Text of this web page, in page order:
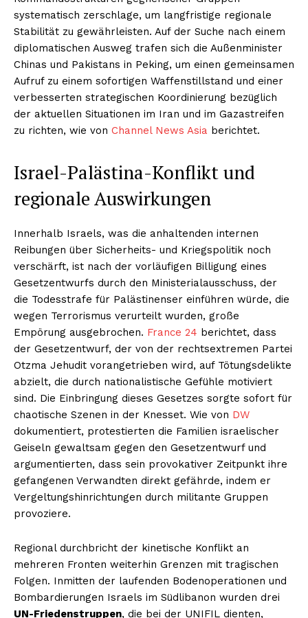
systematisch zerschlage, um langfristige regionale
Stabilität zu gewährleisten. Auf der Suche nach einem
diplomatischen Ausweg trafen sich die Außenminister
Chinas und Pakistans in Peking, um einen gemeinsamen
Aufruf zu einem sofortigen Waffenstillstand und einer
verbesserten strategischen Koordinierung bezüglich
der aktuellen Situationen im Iran und im Gazastreifen
zu richten, wie von Channel News Asia berichtet.
Israel-Palästina-Konflikt und
regionale Auswirkungen
Innerhalb Israels, was die anhaltenden internen
Reibungen über Sicherheits- und Kriegspolitik noch
verschärft, ist nach der vorläufigen Billigung eines
Gesetzentwurfs durch den Ministerialausschuss, der
die Todesstrafe für Palästinenser einführen würde, die
wegen Terrorismus verurteilt wurden, große
Empörung ausgebrochen. France 24 berichtet, dass
der Gesetzentwurf, der von der rechtsextremen Partei
Otzma Jehudit vorangetrieben wird, auf Tötungsdelikte
abzielt, die durch nationalistische Gefühle motiviert
sind. Die Einbringung dieses Gesetzes sorgte sofort für
chaotische Szenen in der Knesset. Wie von DW
dokumentiert, protestierten die Familien israelischer
Geiseln gewaltsam gegen den Gesetzentwurf und
argumentierten, dass sein provokativer Zeitpunkt ihre
gefangenen Verwandten direkt gefährde, indem er
Vergeltungshinrichtungen durch militante Gruppen
provoziere.
Regional durchbricht der kinetische Konflikt an
mehreren Fronten weiterhin Grenzen mit tragischen
Folgen. Inmitten der laufenden Bodenoperationen und
Bombardierungen Israels im Südlibanon wurden drei
UN-Friedenstruppen, die bei der UNIFIL dienten,